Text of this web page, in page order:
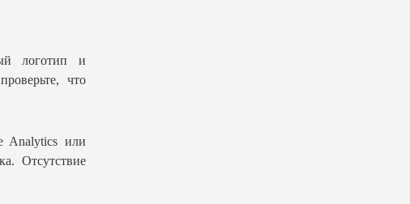
логотип и
что
Analytics или
Отсутствие